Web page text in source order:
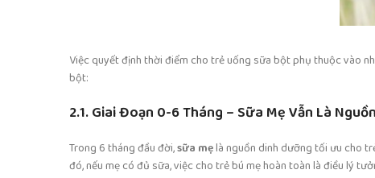
Việc quyết định thời điểm cho trẻ uống sữa bột phụ thuộc vào
bột:
2.1. Giai Đoạn 0-6 Tháng – Sữa Mẹ Vẫn Là
Trong 6 tháng đầu đời,sữa mẹlà nguồn dinh dưỡng tối ưu cho
đó, nếu mẹ có đủ sữa, việc cho trẻ bú mẹ hoàn toàn là điều lý